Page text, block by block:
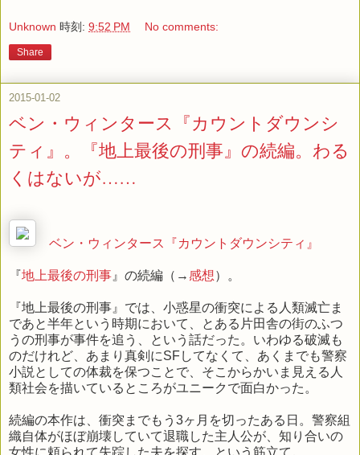
Unknown 時刻: 9:52 PM No comments:
Share
2015-01-02
ベン・ウィンタース『カウントダウンシ
ティ』。『地上最後の刑事』の続編。わる
くはないが……
ベン・ウィンタース『カウントダウンシティ』
『地上最後の刑事 』の続編（→感想）。
『地上最後の刑事』では、小惑星の衝突による人類滅亡ま
であと半年という時期において、とある片田舎の街のふつ
うの刑事が事件を追う、という話だった。いわゆる破滅も
のだけれど、あまり真剣にSFしてなくて、あくまでも警察
小説としての体裁を保つことで、そこからかいま見える人
類社会を描いているところがユニークで面白かった。
続編の本作は、衝突までもう3ヶ月を切ったある日。警察組
織自体がほぼ崩壊していて退職した主人公が、知り合いの
女性に頼られて失踪した夫を探す、という筋立て。